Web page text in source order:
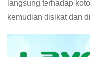
langsung terhadap
kemudian disikat dan